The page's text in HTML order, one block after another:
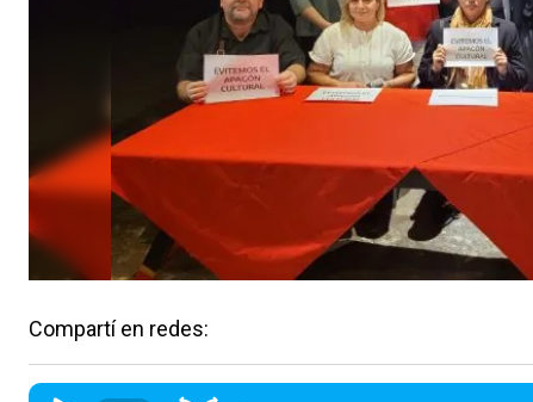
Compartí en redes: